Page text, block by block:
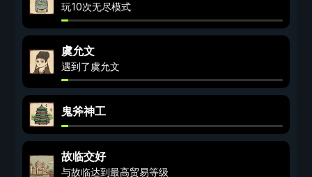
玩10次无尽模式
虞允文
遇到了虞允文
鬼斧神工
故临交好
与故临达到最高贸易等级